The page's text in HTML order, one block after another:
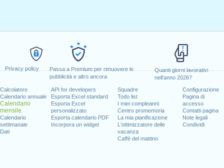
Privacy policy
Passa a Premium per rimuovere le
pubblicità e altro ancora
Quanti giorni lavorativi
nell'anno 2026?
Calcolatore
Calendario annuale
Calendario
mensile
Calendario
settimanale
Dati
API for developers
Esporta Excel standard
Esporta Excel
personalizzato
Esporta calendario PDF
Incorpora un widget
Squadre
Todo list
I miei compleanni
Centro promemoria
La mia pianificazione
L'ottimizzatore delle
vacanza
Caffè del mattino
Configurazione
Pagina di
accesso
Contatti pagina
Note legali
Condividi